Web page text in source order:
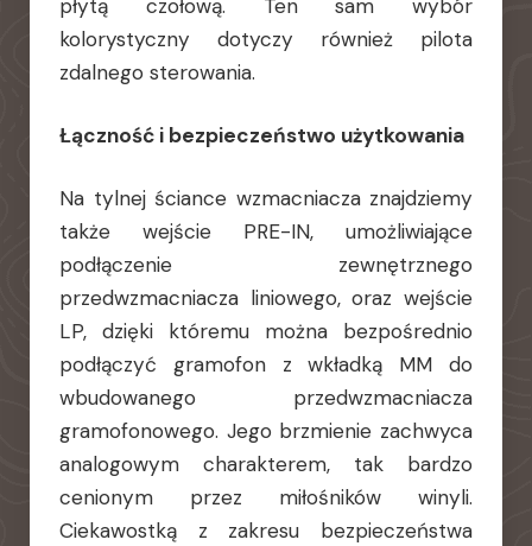
płytą czołową. Ten sam wybór
kolorystyczny dotyczy również pilota
zdalnego sterowania.
Łączność i bezpieczeństwo użytkowania
Na tylnej ściance wzmacniacza znajdziemy
także wejście PRE-IN, umożliwiające
podłączenie zewnętrznego
przedwzmacniacza liniowego, oraz wejście
LP, dzięki któremu można bezpośrednio
podłączyć gramofon z wkładką MM do
wbudowanego przedwzmacniacza
gramofonowego. Jego brzmienie zachwyca
analogowym charakterem, tak bardzo
cenionym przez miłośników winyli.
Ciekawostką z zakresu bezpieczeństwa